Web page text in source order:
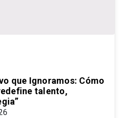
que Ignoramos: Cómo
talento,